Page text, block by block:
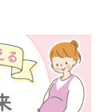
【ワクチン